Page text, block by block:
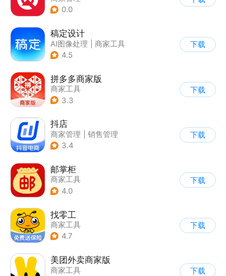
0.0
稿定设计
AI图像处理
商家工具
4.5
下载
拼多多商家版
商家工具
3.3
下载
抖店
商家管理
销售管理
3.4
下载
邮掌柜
商家工具
4.0
下载
找零工
商家工具
4.7
下载
美团外卖商家版
商家工具
下载